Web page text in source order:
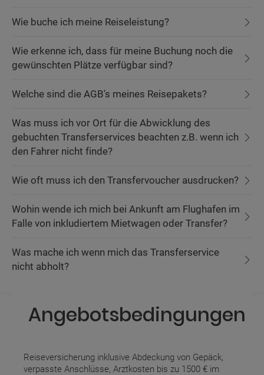
Wie buche ich meine Reiseleistung?
Wie erkenne ich, dass für meine Buchung noch die
gewünschten Plätze verfügbar sind?
Welche sind die AGB's meines Reisepakets?
Was muss ich vor Ort für die Abwicklung des
gebuchten Transferservices beachten z.B. wenn ich
den Fahrer nicht finde?
Wie oft muss ich den Transfervoucher ausdrucken?
Wohin wende ich mich bei Ankunft am Flughafen im
Falle von inkludiertem Mietwagen oder Transfer?
Was mache ich wenn mich das Transferservice
nicht abholt?
Angebotsbedingungen
Reiseversicherung inklusive Abdeckung von Gepäck,
verpasste Anschlüsse, Arztkosten bis zu 1500 € im